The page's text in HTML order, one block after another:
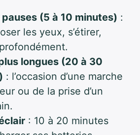
(5 à 10 minutes) :
les yeux, s’étirer,
longues (20 à 30
: l’occasion d’une marche
ou de la prise d’un
: 10 à 20 minutes